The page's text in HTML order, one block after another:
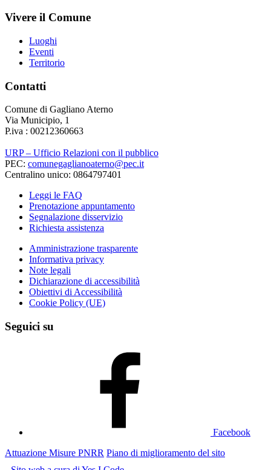
Vivere il Comune
Luoghi
Eventi
Territorio
Contatti
Comune di Gagliano Aterno
Via Municipio, 1
P.iva : 00212360663
URP – Ufficio Relazioni con il pubblico
PEC: comunegaglianoaterno@pec.it
Centralino unico: 0864797401
Leggi le FAQ
Prenotazione appuntamento
Segnalazione disservizio
Richiesta assistenza
Amministrazione trasparente
Informativa privacy
Note legali
Dichiarazione di accessibilità
Obiettivi di Accessibilità
Cookie Policy (UE)
Seguici su
Facebook
Attuazione Misure PNRR Piano di miglioramento del sito